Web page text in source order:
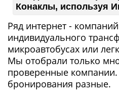
Конаклы, используя
Ряд интернет -
индивидуального
микроавтобусах или
Мы отобрали только
проверенные компании.
бронирования разные.